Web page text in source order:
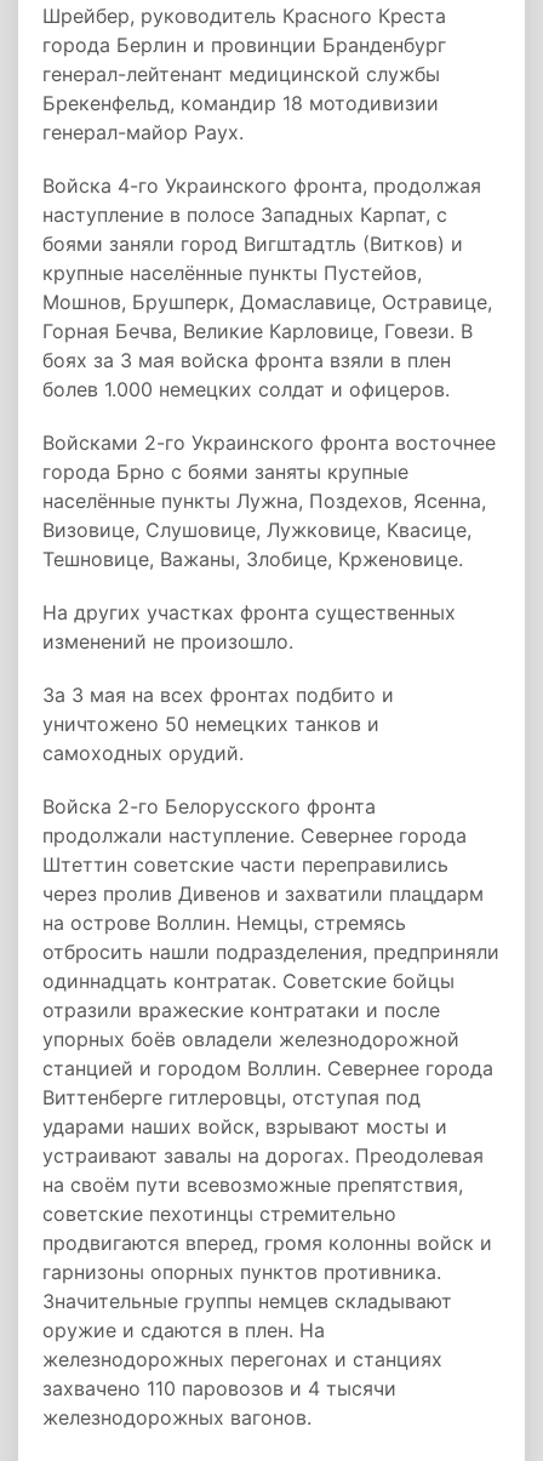
Шрейбер, руководитель Красного Креста
города Берлин и провинции Бранденбург
генерал-лейтенант медицинской службы
Брекенфельд, командир 18 мотодивизии
генерал-майор Раух.
Войска 4-го Украинского фронта, продолжая
наступление в полосе Западных Карпат, с
боями заняли город Вигштадтль (Витков) и
крупные населённые пункты Пустейов,
Мошнов, Брушперк, Домаславице, Остравице,
Горная Бечва, Великие Карловице, Говези. В
боях за 3 мая войска фронта взяли в плен
болев 1.000 немецких солдат и офицеров.
Войсками 2-го Украинского фронта восточнее
города Брно с боями заняты крупные
населённые пункты Лужна, Поздехов, Ясенна,
Визовице, Слушовице, Лужковице, Квасице,
Тешновице, Важаны, Злобице, Крженовице.
На других участках фронта существенных
изменений не произошло.
За 3 мая на всех фронтах подбито и
уничтожено 50 немецких танков и
самоходных орудий.
Войска 2-го Белорусского фронта
продолжали наступление. Севернее города
Штеттин советские части переправились
через пролив Дивенов и захватили плацдарм
на острове Воллин. Немцы, стремясь
отбросить нашли подразделения, предприняли
одиннадцать контратак. Советские бойцы
отразили вражеские контратаки и после
упорных боёв овладели железнодорожной
станцией и городом Воллин. Севернее города
Виттенберге гитлеровцы, отступая под
ударами наших войск, взрывают мосты и
устраивают завалы на дорогах. Преодолевая
на своём пути всевозможные препятствия,
советские пехотинцы стремительно
продвигаются вперед, громя колонны войск и
гарнизоны опорных пунктов противника.
Значительные группы немцев складывают
оружие и сдаются в плен. На
железнодорожных перегонах и станциях
захвачено 110 паровозов и 4 тысячи
железнодорожных вагонов.